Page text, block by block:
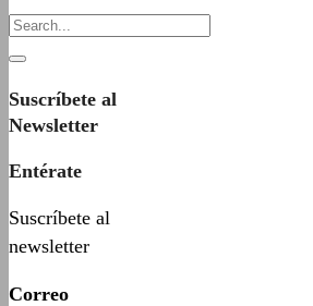
Suscríbete al
Newsletter
Entérate
Suscríbete al
newsletter
Correo